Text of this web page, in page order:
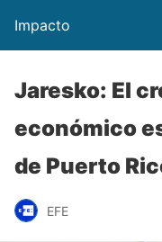
Impacto
Jaresko: El
económico
de Puerto
EFE